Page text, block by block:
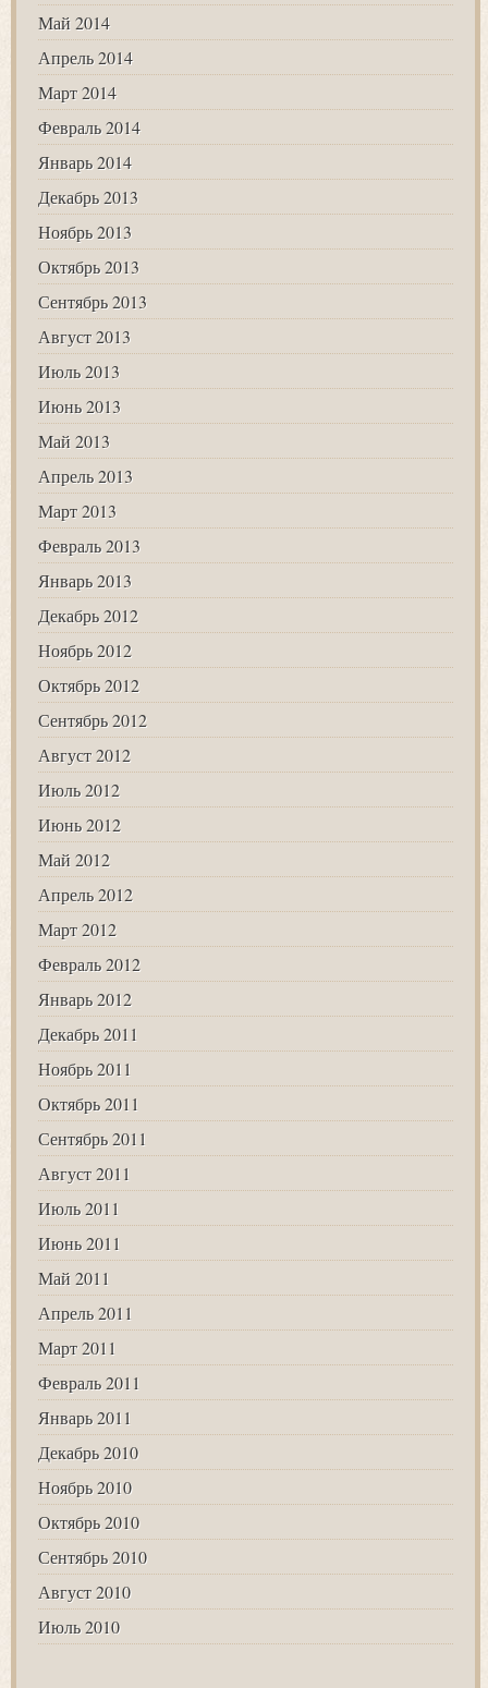
Май 2014
Апрель 2014
Март 2014
Февраль 2014
Январь 2014
Декабрь 2013
Ноябрь 2013
Октябрь 2013
Сентябрь 2013
Август 2013
Июль 2013
Июнь 2013
Май 2013
Апрель 2013
Март 2013
Февраль 2013
Январь 2013
Декабрь 2012
Ноябрь 2012
Октябрь 2012
Сентябрь 2012
Август 2012
Июль 2012
Июнь 2012
Май 2012
Апрель 2012
Март 2012
Февраль 2012
Январь 2012
Декабрь 2011
Ноябрь 2011
Октябрь 2011
Сентябрь 2011
Август 2011
Июль 2011
Июнь 2011
Май 2011
Апрель 2011
Март 2011
Февраль 2011
Январь 2011
Декабрь 2010
Ноябрь 2010
Октябрь 2010
Сентябрь 2010
Август 2010
Июль 2010